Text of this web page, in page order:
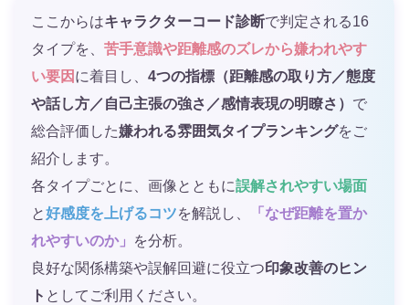
ここからはキャラクターコード診断で判定される16
タイプを、 苦手意識や距離感のズレから嫌われやす
い要因 に着目し、 4つの指標（距離感の取り方／態度
や話し方／自己主張の強さ／感情表現の明瞭さ） で
総合評価した嫌われる雰囲気タイプランキングをご
紹介します。
各タイプごとに、画像とともに誤解されやすい場面
と好感度を上げるコツを解説し、
「なぜ距離を置か
れやすいのか」
を分析。
良好な関係構築や誤解回避に役立つ 印象改善のヒン
ト としてご利用ください。